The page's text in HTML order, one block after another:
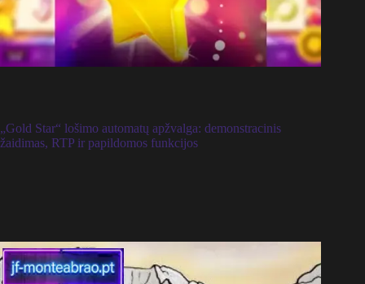
„Gold Star“ lošimo automatų apžvalga: demonstracinis
žaidimas, RTP ir papildomos funkcijos